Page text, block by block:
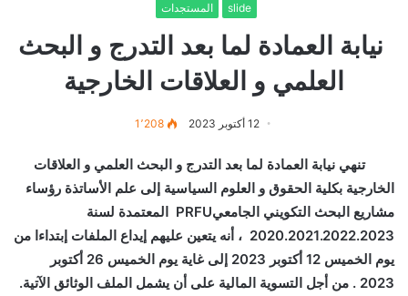
slide المستجدات
نيابة العمادة لما بعد التدرج و البحث
العلمي و العلاقات الخارجية
12 أكتوبر 2023 1٬208
تنهي نيابة العمادة لما بعد التدرج و البحث العلمي و العلاقات
الخارجية بكلية الحقوق و العلوم السياسية إلى علم الأساتذة رؤساء
مشاريع البحث التكويني الجامعيPRFU
المعتمدة لسنة
2020.2021.2022.2023 ، أنه يتعين عليهم إيداع الملفات إبتداءا من
يوم الخميس 12 أكتوبر 2023 إلى غاية يوم الخميس 26 أكتوبر
2023
. من أجل التسوية المالية على أن يشمل الملف الوثائق الآتية.